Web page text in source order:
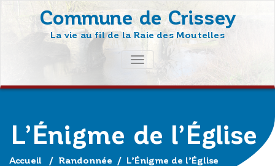
Commune de Crissey
La vie au fil de la Raie des Moutelles
AFFICHER/MASQUER
LA
NAVIGATION
L’Énigme de l’Église
Accueil / Randonnée / L’Énigme de l’Église